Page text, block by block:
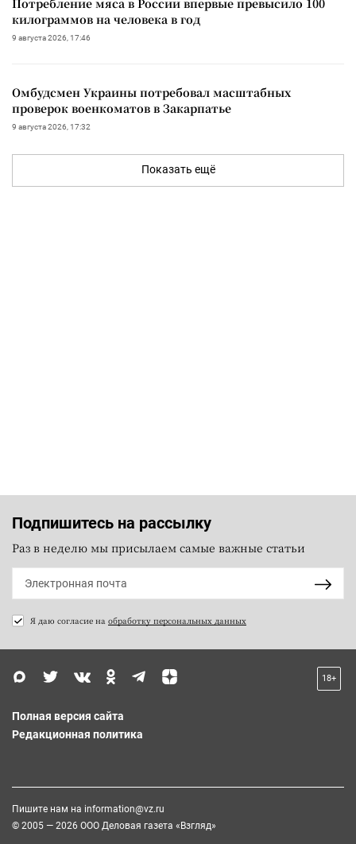
Потребление мяса в России впервые превысило 100
килограммов на человека в год
9 августа 2026, 17:46
Омбудсмен Украины потребовал масштабных
проверок военкоматов в Закарпатье
9 августа 2026, 17:32
Показать ещё
Подпишитесь на рассылку
Раз в неделю мы присылаем самые важные статьи
Я даю согласие на обработку персональных данных
18+
Полная версия сайта
Редакционная политика
Пишите нам на information@vz.ru
© 2005 — 2026 ООО Деловая газета «Взгляд»